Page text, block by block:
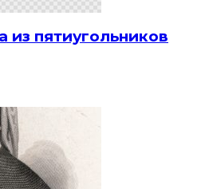
из пятиугольников